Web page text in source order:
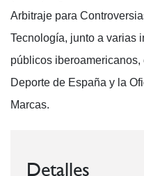
Arbitraje para
Tecnología, junto a varias
públicos
Deporte de España y la
Marcas.
Detalles